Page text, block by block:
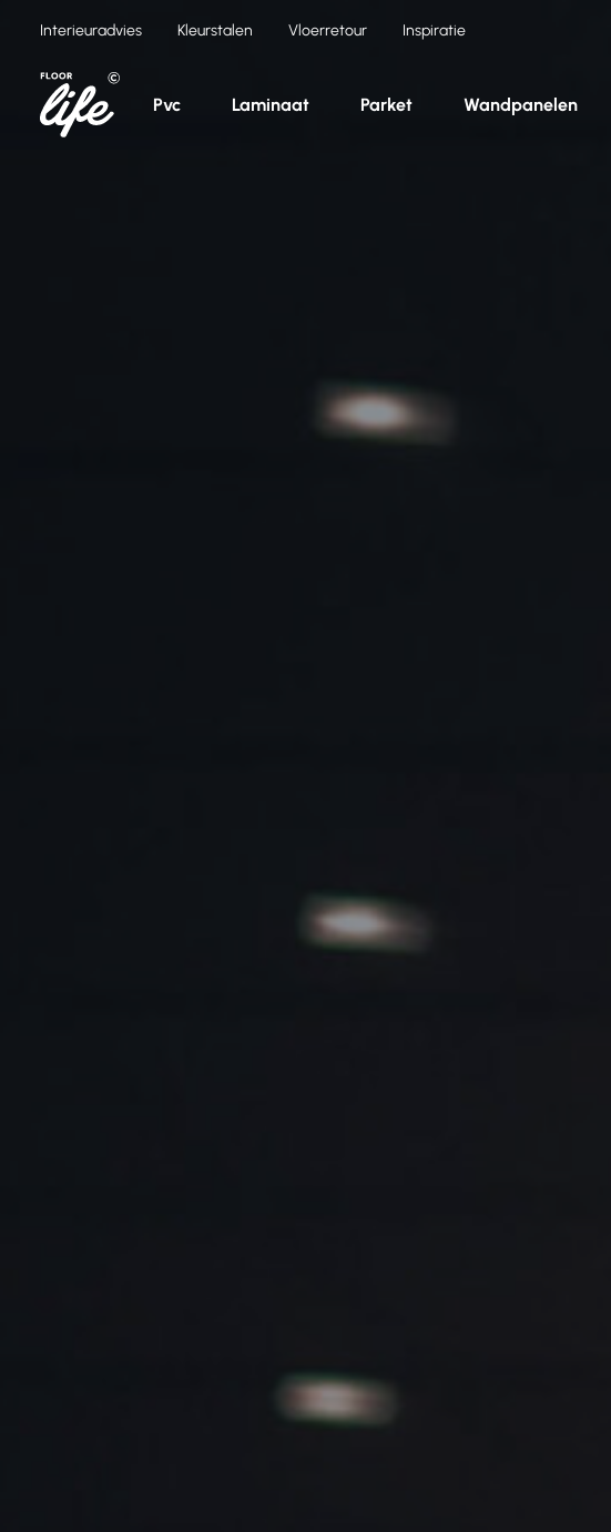
inhoud
Interieuradvies Kleurstalen Vloerretour Inspiratie
Pvc Laminaat Parket Wandpanelen